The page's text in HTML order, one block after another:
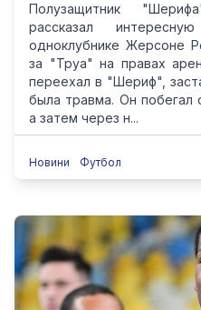
Полузащитник
рассказал
одноклубнике Жерсоне
за "Труа" на правах
переехал в "Шериф",
была травма. Он побегал
а затем через н...
Новини Футбол